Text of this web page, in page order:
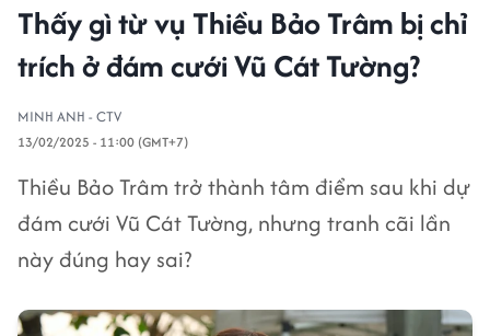
Thấy gì từ vụ Thiều Bảo Trâm bị chỉ
trích ở đám cưới Vũ Cát Tường?
MINH ANH - CTV
13/02/2025 - 11:00 (GMT+7)
Thiều Bảo Trâm trở thành tâm điểm sau khi dự
đám cưới Vũ Cát Tường, nhưng tranh cãi lần
này đúng hay sai?